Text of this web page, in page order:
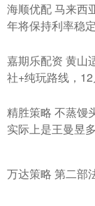
海顺优配 马来西
年将保持利率稳定
嘉期乐配资 黄山
社+纯玩路线，
精胜策略 不蒸馒
实际上是王曼昱
万达策略 第二部